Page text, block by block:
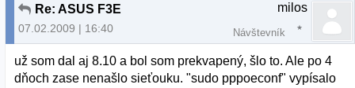
Re: ASUS F3E
07.02.2009 | 16:40
milos
Návštevník
už som dal aj 8.10 a bol som prekvapený, šlo to. Ale po 4
dňoch zase nenašlo sieťouku. "sudo pppoeconf" vypísalo